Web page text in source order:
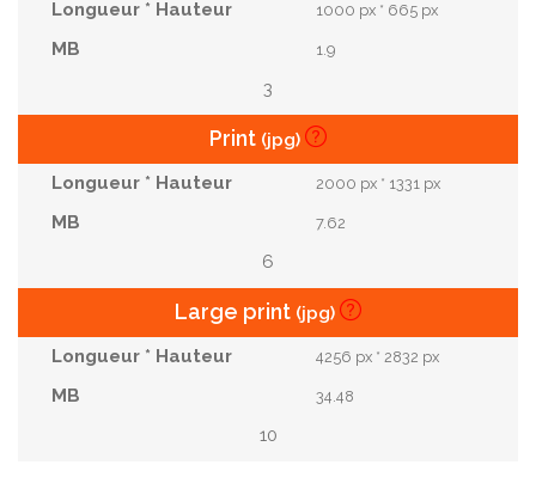
1000 px * 665 px
1.9
3
Print (jpg)
2000 px * 1331 px
7.62
6
Large print (jpg)
4256 px * 2832 px
34.48
10